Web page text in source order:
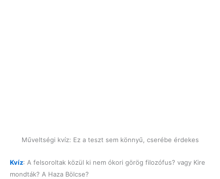
Műveltségi kvíz: Ez a teszt sem könnyű, cserébe érdekes
Kvíz: A felsoroltak közül ki nem ókori görög filozófus? vagy Kire
mondták? A Haza Bölcse?